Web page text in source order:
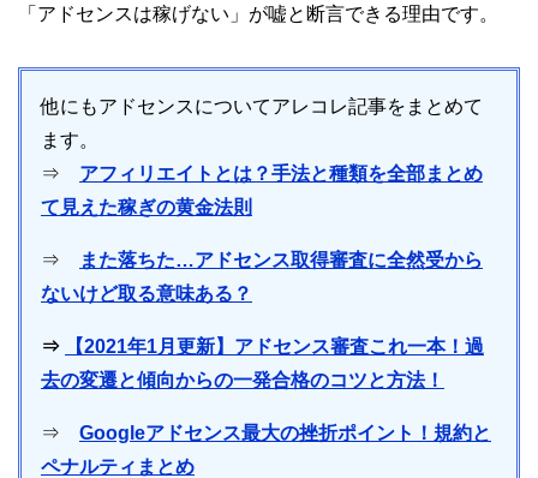
「アドセンスは稼げない」が嘘と断言できる理由です。
他にもアドセンスについてアレコレ記事をまとめて
ます。
⇒ アフィリエイトとは？手法と種類を全部まとめ
て見えた稼ぎの黄金法則
⇒
また落ちた…アドセンス取得審査に全然受から
ないけど取る意味ある？
⇒
【2021年1月更新】アドセンス審査これ一本！過
去の変遷と傾向からの一発合格のコツと方法！
⇒ Googleアドセンス最大の挫折ポイント！規約と
ペナルティまとめ